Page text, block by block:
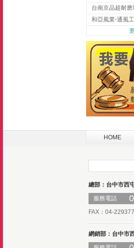
HOME
總部：台中市西
服務電話
FAX：04-
網銷部：台中市